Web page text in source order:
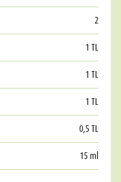
2
1 TL
1 TL
1 TL
0,5 TL
15 ml